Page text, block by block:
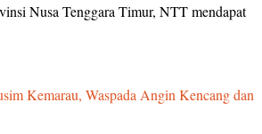
Nusa Tenggara Timur, NTT mendapat
Kemarau, Waspada Angin Kencang dan